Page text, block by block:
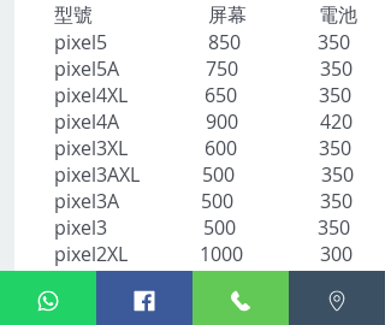
型號 屏幕 電池
pixel5 850 350
pixel5A 750 350
pixel4XL 650 350
pixel4A 900 420
pixel3XL 600 350
pixel3AXL 500 350
pixel3A 500 350
pixel3 ​ 500 350
pixel2XL 1000 300
pixel1xl 500 300